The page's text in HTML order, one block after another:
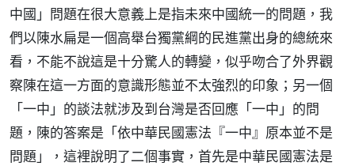
中國」問題在很大意義上是指未來中國統一的問題，我
們以陳水扁是一個高舉台獨黨綱的民進黨出身的總統來
看，不能不說這是十分驚人的轉變，似乎吻合了外界觀
察陳在這一方面的意識形態並不太強烈的印象；另一個
「一中」的談法就涉及到台灣是否回應「一中」的問
題，陳的答案是「依中華民國憲法『一中』原本並不是
問題」，這裡說明了二個事實，首先是中華民國憲法是